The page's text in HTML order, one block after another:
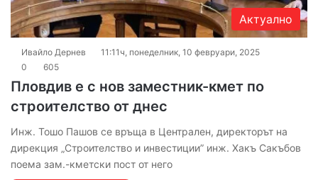
Актуално
Ивайло Дернев
11:11ч, понеделник, 10 февруари, 2025
0
605
Пловдив е с нов заместник-кмет по
строителство от днес
Инж. Тошо Пашов се връща в Централен, директорът на
дирекция „Строителство и инвестиции” инж. Хакъ Сакъбов
поема зам.-кметски пост от него